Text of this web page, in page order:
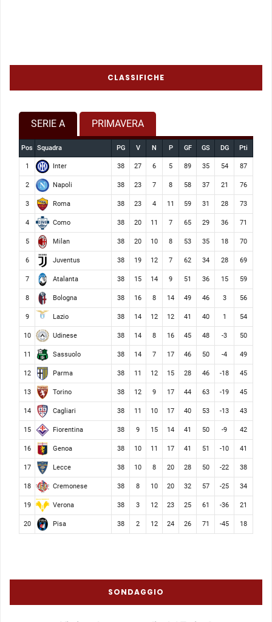
CLASSIFICHE
SERIE A PRIMAVERA
Pos Squadra PG V N P GF GS DG Pti
1 Inter 38 27 6 5 89 35 54 87
2 Napoli 38 23 7 8 58 37 21 76
3 Roma 38 23 4 11 59 31 28 73
4 Como 38 20 11 7 65 29 36 71
5 Milan 38 20 10 8 53 35 18 70
6 Juventus 38 19 12 7 62 34 28 69
7 Atalanta 38 15 14 9 51 36 15 59
8 Bologna 38 16 8 14 49 46 3 56
9 Lazio 38 14 12 12 41 40 1 54
10 Udinese 38 14 8 16 45 48 -3 50
11 Sassuolo 38 14 7 17 46 50 -4 49
12 Parma 38 11 12 15 28 46 -18 45
13 Torino 38 12 9 17 44 63 -19 45
14 Cagliari 38 11 10 17 40 53 -13 43
15 Fiorentina 38 9 15 14 41 50 -9 42
16 Genoa 38 10 11 17 41 51 -10 41
17 Lecce 38 10 8 20 28 50 -22 38
18 Cremonese 38 8 10 20 32 57 -25 34
19 Verona 38 3 12 23 25 61 -36 21
20 Pisa 38 2 12 24 26 71 -45 18
SONDAGGIO